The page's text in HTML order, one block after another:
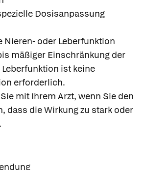
Dosisanpassung
Nieren- oder Leberfunktion
mäßiger Einschränkung der
ist keine
erforderlich.
mit Ihrem Arzt, wenn Sie den
dass die Wirkung zu stark oder